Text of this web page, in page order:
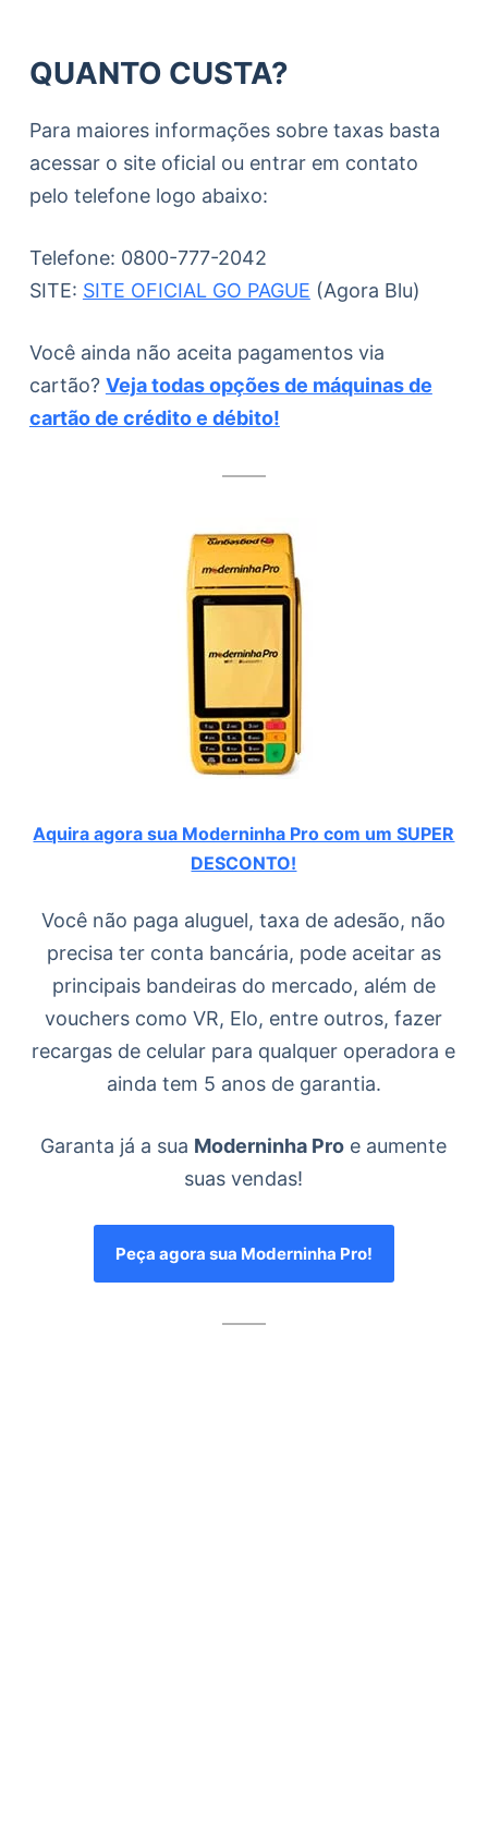
QUANTO CUSTA?
Para maiores informações sobre taxas basta
acessar o site oficial ou entrar em contato
pelo telefone logo abaixo:
Telefone: 0800-777-2042
SITE: SITE OFICIAL GO PAGUE (Agora Blu)
Você ainda não aceita pagamentos via
cartão? Veja todas opções de máquinas de
cartão de crédito e débito!
Aquira agora sua Moderninha Pro com um SUPER
DESCONTO!
Você não paga aluguel, taxa de adesão, não
precisa ter conta bancária, pode aceitar as
principais bandeiras do mercado, além de
vouchers como VR, Elo, entre outros, fazer
recargas de celular para qualquer operadora e
ainda tem 5 anos de garantia.
Garanta já a sua Moderninha Pro e aumente
suas vendas!
Peça agora sua Moderninha Pro!